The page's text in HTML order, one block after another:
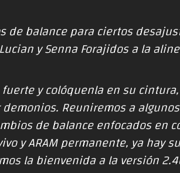
de balance para ciertos
y Senna Forajidos a la
y colóquenla en su
Reuniremos a
de balance enfocados en
yARAM permanente, ya hay
la bienvenida a la versión